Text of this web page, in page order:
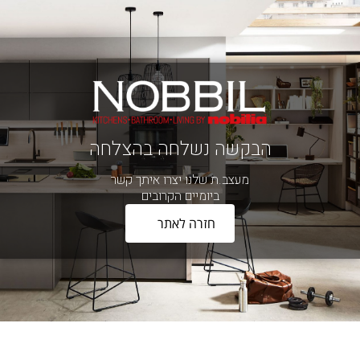
הבקשה נשלחה בהצלחה
מעצב.ת שלנו יצרו איתך קשר
ביומיים הקרובים
חזרה לאתר